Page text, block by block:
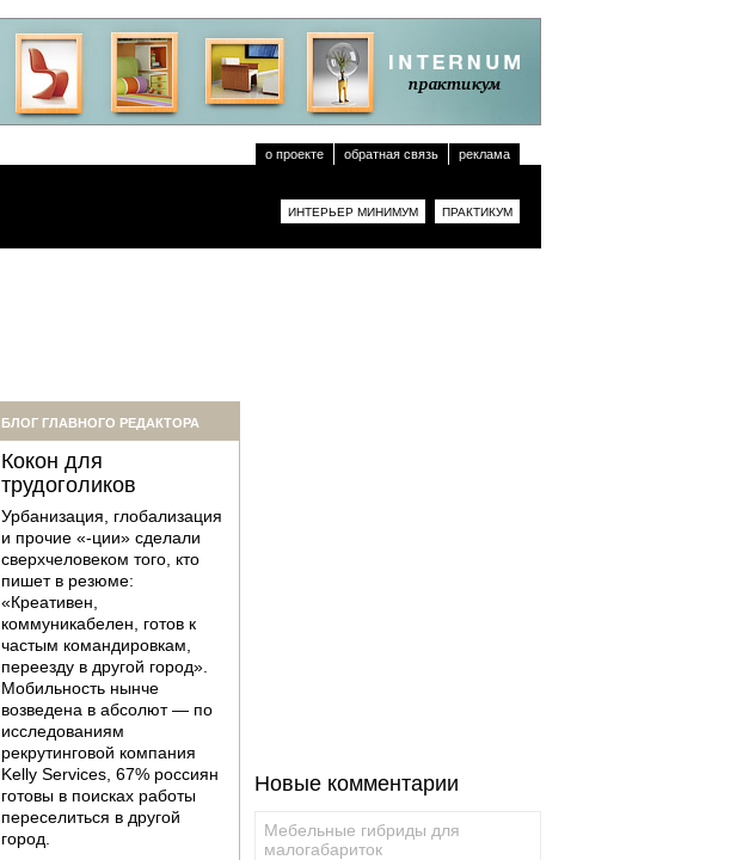
реклама
обратная связь
о проекте
ИНТЕРЬЕР МИНИМУМ ПРАКТИКУМ
Новые комментарии
Мебельные гибриды для
малогабариток
БЛОГ ГЛАВНОГО РЕДАКТОРА
Кокон для
трудоголиков
Урбанизация, глобализация
и прочие «-ции» сделали
сверxчеловеком того, кто
пишет в резюме:
«Креативен,
коммуникабелен, готов к
частым командировкам,
переезду в другой город».
Мобильность нынче
возведена в абсолют — по
исследованиям
рекрутинговой компания
Kelly Services, 67% россиян
готовы в поисках работы
переселиться в другой
город.